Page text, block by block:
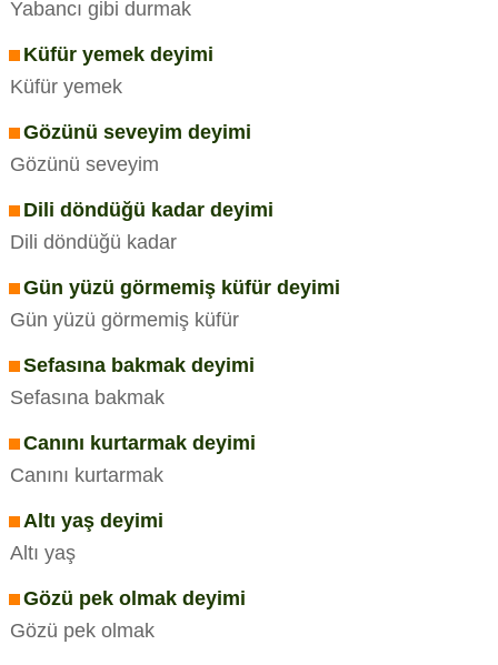
Yabancı gibi durmak
Küfür yemek deyimi
Küfür yemek
Gözünü seveyim deyimi
Gözünü seveyim
Dili döndüğü kadar deyimi
Dili döndüğü kadar
Gün yüzü görmemiş küfür deyimi
Gün yüzü görmemiş küfür
Sefasına bakmak deyimi
Sefasına bakmak
Canını kurtarmak deyimi
Canını kurtarmak
Altı yaş deyimi
Altı yaş
Gözü pek olmak deyimi
Gözü pek olmak